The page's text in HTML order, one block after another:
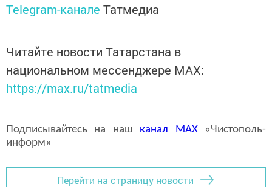
Telegram-канале Татмедиа
Читайте новости Татарстана в
национальном мессенджере MАХ:
https://max.ru/tatmedia
Подписывайтесь на наш канал MAX«Чистополь-
информ»
Перейти на страницу новости